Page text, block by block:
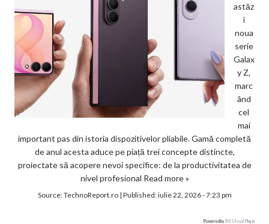
astăz
i
noua
serie
Galax
y Z,
marc
ând
cel
mai
important pas din istoria dispozitivelor pliabile. Gamă completă
de anul acesta aduce pe piață trei concepte distincte,
proiectate să acopere nevoi specifice: de la productivitatea de
nivel profesional Read more »
Source:TechnoReport.ro| Published:iulie 22, 2026 - 7:23 pm
Powered by RSS Feed Plugin